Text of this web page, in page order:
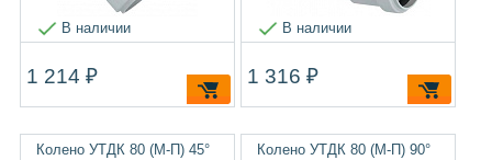
В наличии
1 214 ₽
В наличии
1 316 ₽
Колено УТДК 80 (М-П) 45°
Колено УТДК 80 (М-П) 90°